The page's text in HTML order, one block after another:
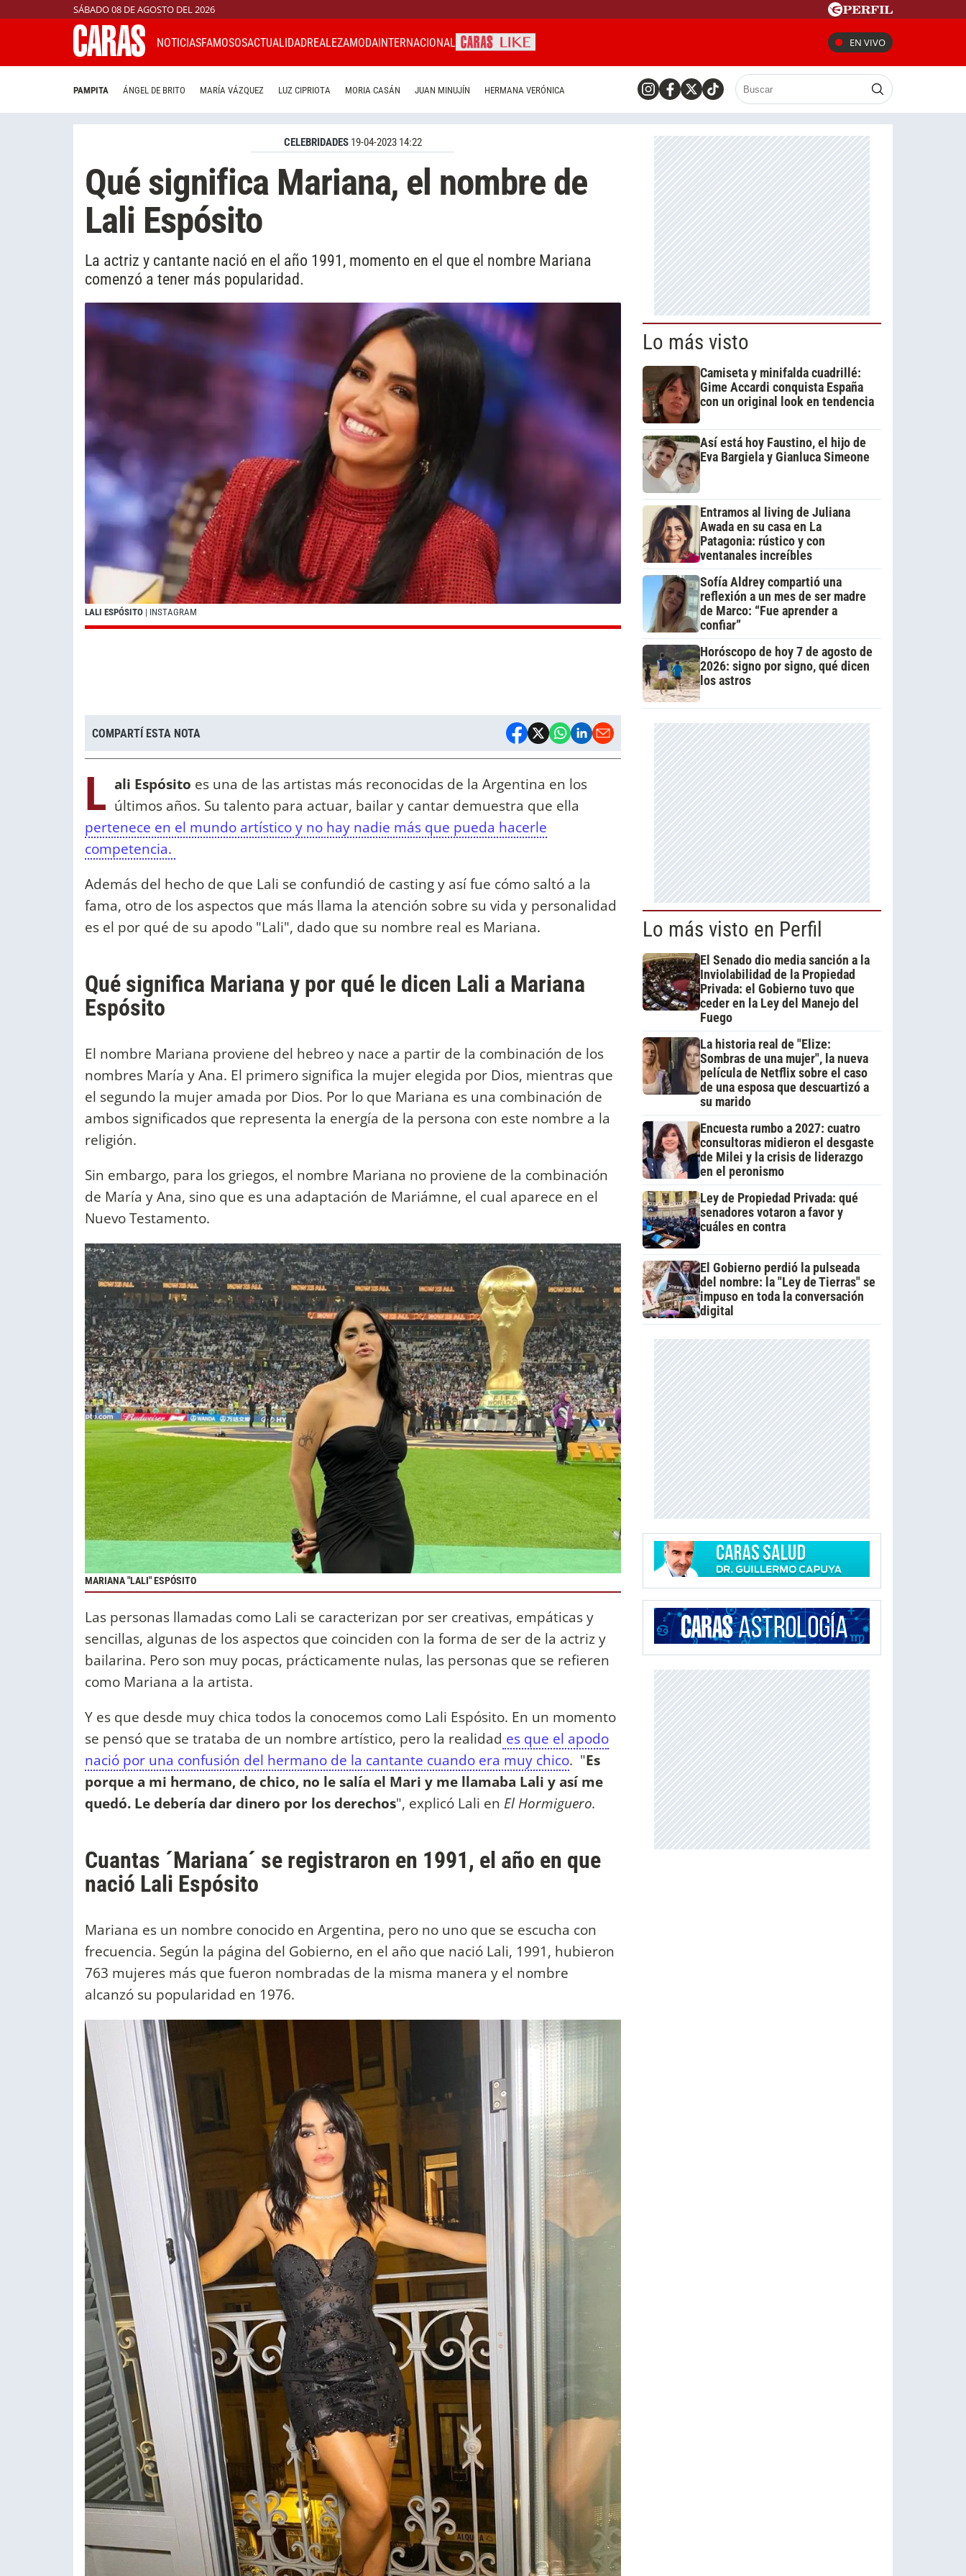
SÁBADO 08 DE AGOSTO DEL 2026
NOTICIASFAMOSOSACTUALIDADREALEZAMODAINTERNACIONAL EN VIVO
PAMPITA ÁNGEL DE BRITO MARÍA VÁZQUEZ LUZ CIPRIOTA MORIA CASÁN JUAN MINUJÍN HERMANA VERÓNICA
CELEBRIDADES 19-04-2023 14:22
Qué significa Mariana, el nombre de
Lali Espósito
La actriz y cantante nació en el año 1991, momento en el que el nombre Mariana
comenzó a tener más popularidad.
LALI ESPÓSITO | INSTAGRAM
COMPARTÍ ESTA NOTA
L ali Espósito es una de las artistas más reconocidas de la Argentina en los
últimos años. Su talento para actuar, bailar y cantar demuestra que ella
pertenece en el mundo artístico y no hay nadie más que pueda hacerle
competencia.
Además del hecho de que Lali se confundió de casting y así fue cómo saltó a la
fama, otro de los aspectos que más llama la atención sobre su vida y personalidad
es el por qué de su apodo "Lali", dado que su nombre real es Mariana.
Qué significa Mariana y por qué le dicen Lali a Mariana
Espósito
El nombre Mariana proviene del hebreo y nace a partir de la combinación de los
nombres María y Ana. El primero significa la mujer elegida por Dios, mientras que
el segundo la mujer amada por Dios. Por lo que Mariana es una combinación de
ambos significados que representa la energía de la persona con este nombre a la
religión.
Sin embargo, para los griegos, el nombre Mariana no proviene de la combinación
de María y Ana, sino que es una adaptación de Mariámne, el cual aparece en el
Nuevo Testamento.
MARIANA "LALI" ESPÓSITO
Las personas llamadas como Lali se caracterizan por ser creativas, empáticas y
sencillas, algunas de los aspectos que coinciden con la forma de ser de la actriz y
bailarina. Pero son muy pocas, prácticamente nulas, las personas que se refieren
como Mariana a la artista.
Y es que desde muy chica todos la conocemos como Lali Espósito. En un momento
se pensó que se trataba de un nombre artístico, pero la realidad es que el apodo
nació por una confusión del hermano de la cantante cuando era muy chico. "Es
porque a mi hermano, de chico, no le salía el Mari y me llamaba Lali y así me
quedó. Le debería dar dinero por los derechos", explicó Lali en El Hormiguero.
Cuantas ´Mariana´ se registraron en 1991, el año en que
nació Lali Espósito
Mariana es un nombre conocido en Argentina, pero no uno que se escucha con
frecuencia. Según la página del Gobierno, en el año que nació Lali, 1991, hubieron
763 mujeres más que fueron nombradas de la misma manera y el nombre
alcanzó su popularidad en 1976.
Lo más visto
Camiseta y minifalda cuadrillé:
Gime Accardi conquista España
con un original look en tendencia
Así está hoy Faustino, el hijo de
Eva Bargiela y Gianluca Simeone
Entramos al living de Juliana
Awada en su casa en La
Patagonia: rústico y con
ventanales increíbles
Sofía Aldrey compartió una
reflexión a un mes de ser madre
de Marco: “Fue aprender a
confiar”
Horóscopo de hoy 7 de agosto de
2026: signo por signo, qué dicen
los astros
Lo más visto en Perfil
El Senado dio media sanción a la
Inviolabilidad de la Propiedad
Privada: el Gobierno tuvo que
ceder en la Ley del Manejo del
Fuego
La historia real de "Elize:
Sombras de una mujer", la nueva
película de Netflix sobre el caso
de una esposa que descuartizó a
su marido
Encuesta rumbo a 2027: cuatro
consultoras midieron el desgaste
de Milei y la crisis de liderazgo
en el peronismo
Ley de Propiedad Privada: qué
senadores votaron a favor y
cuáles en contra
El Gobierno perdió la pulseada
del nombre: la "Ley de Tierras" se
impuso en toda la conversación
digital